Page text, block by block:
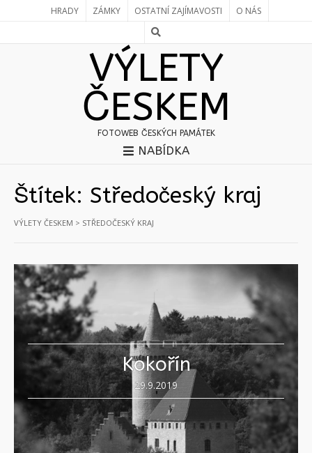
HRADY ZÁMKY OSTATNÍ ZAJÍMAVOSTI O NÁS
VÝLETY
ČESKEM
FOTOWEB ČESKÝCH PAMÁTEK
NABÍDKA
Štítek: Středočeský kraj
VÝLETY ČESKEM > STŘEDOČESKÝ KRAJ
Stránky:
Kokořín
29.9.2019
Stránky: